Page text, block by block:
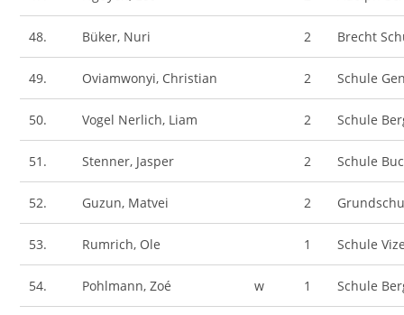
48. Büker, Nuri 2 Brecht
49. Oviamwonyi, Christian 2 Schule
50. Vogel Nerlich, Liam 2 Schule
51. Stenner, Jasper 2 Schule
52. Guzun, Matvei 2
53. Rumrich, Ole 1 Schule
54. Pohlmann, Zoé w 1 Schule